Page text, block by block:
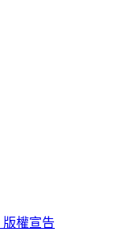
版權宣告